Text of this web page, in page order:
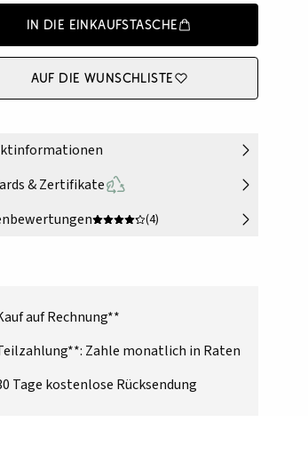
In die Einkaufstasche
Auf die Wunschliste
& Zertifikate
(4)
auf Rechnung**
Zahle monatlich in Raten
Tage kostenlose Rücksendung